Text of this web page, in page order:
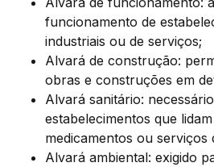
funcionamento de
industriais ou de serviços;
Alvará de construção:
obras e construções em
Alvará sanitário:
estabelecimentos que
medicamentos ou serviços
Alvará ambiental: exigido